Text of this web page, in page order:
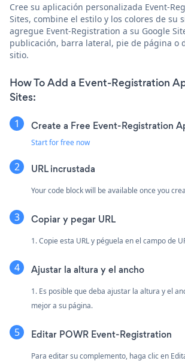
Cree su aplicación personalizada Event-
Sites, combine el estilo y los colores de su
agregue Event-Registration a su Google
publicación, barra lateral, pie de página o
sitio.
How To Add a Event-Registration
Sites:
Create a Free Event-Registration
Start for free now
URL incrustada
Your code block will be available once you
Copiar y pegar URL
1. Copie esta URL y péguela en el campo de
Ajustar la altura y el ancho
1. Es posible que deba ajustar la altura y el
mejor a su página.
Editar POWR Event-Registration
Para editar su complemento, haga clic en